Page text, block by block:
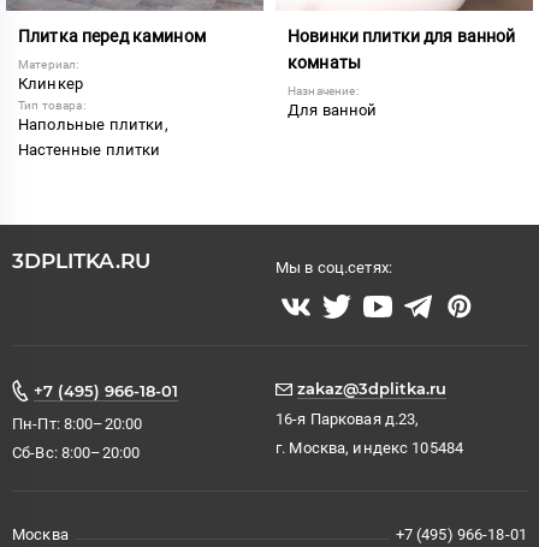
Плитка перед камином
Материал:
Клинкер
Тип товара:
Напольные плитки,
Настенные плитки
Новинки плитки для ванной
комнаты
Назначение:
Для ванной
3DPLITKA.RU Мы в соц.сетях:
+7 (495) 966-18-01
Пн-Пт: 8:00–20:00
Сб-Вс: 8:00–20:00
zakaz@3dplitka.ru
16-я Парковая д.23,
г. Москва, индекс 105484
Москва
+7 (495) 966-18-01